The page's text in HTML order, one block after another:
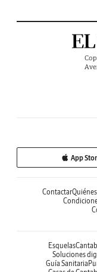
App
Contactar
Esquelas
Soluciones
Guía Sanitaria